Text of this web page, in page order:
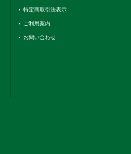
特定商取引法表示
ご利用案内
お問い合わせ